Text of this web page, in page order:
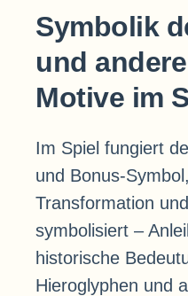
Symbolik
und
Motive im
Im Spiel fungiert
und Bonus-
Transformation
symbolisiert –
historische
Hieroglyphen und